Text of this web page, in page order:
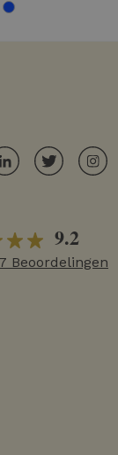
9.2
Beoordelingen